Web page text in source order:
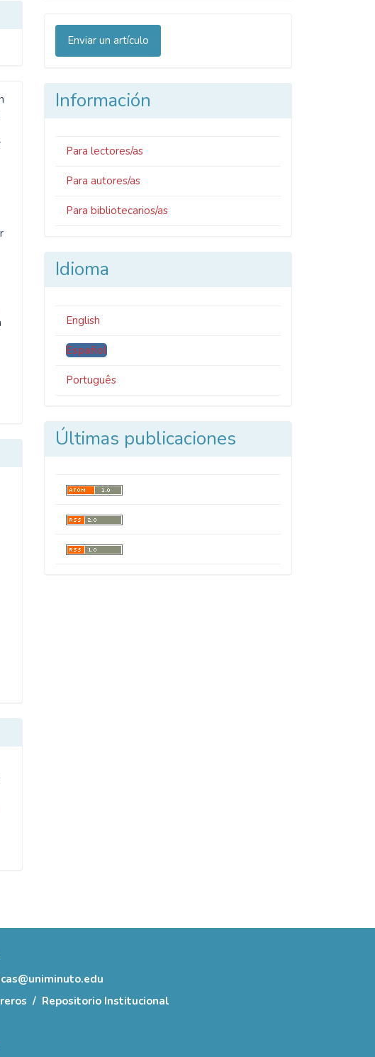
Enviar
unEnviar un artículo
Información
Para lectores/as
Para autores/as
Para bibliotecarios/as
Idioma
English
Español
Português
Últimas publicaciones
/ Repositorio Institucional